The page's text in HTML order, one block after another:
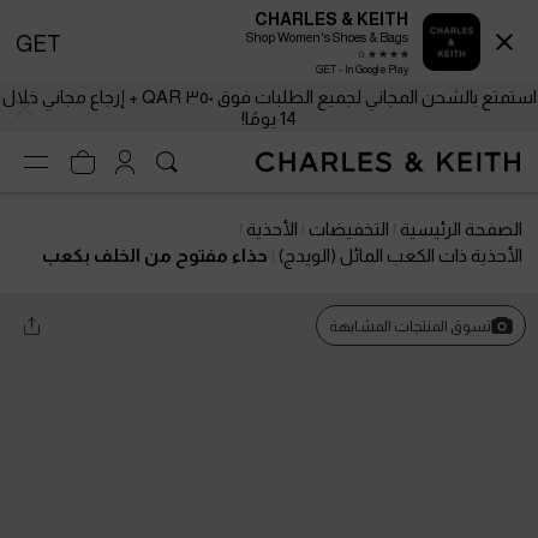
استمتع بالشحن المجاني لجميع الطلبات فوق ٣٥٠ QAR + إرجاع مجاني خلال
14 يومًا!
الصفحة الرئيسية التخفيضات
الأحذية
الأحذية ذات الكعب المائل (الويدج)
حذاء مفتوح من الخلف بكعب
تسوق المنتجات المشابهة
CHARLES & KEITH
Shop Women's Shoes & Bags
GET - In Google Play
GET